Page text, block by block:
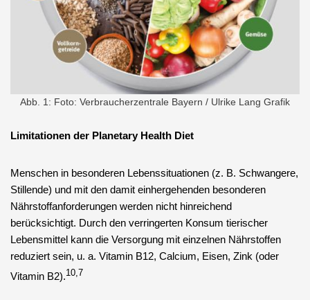
Abb. 1: Foto: Verbraucherzentrale Bayern / Ulrike Lang Grafik
Limitationen der Planetary Health Diet
Menschen in besonderen Lebenssituationen (z. B. Schwangere,
Stillende) und mit den damit einhergehenden besonderen
Nährstoffanforderungen werden nicht hinreichend
berücksichtigt. Durch den verringerten Konsum tierischer
Lebensmittel kann die Versorgung mit einzelnen Nährstoffen
reduziert sein, u. a. Vitamin B12, Calcium, Eisen, Zink (oder
Vitamin B2).10,7